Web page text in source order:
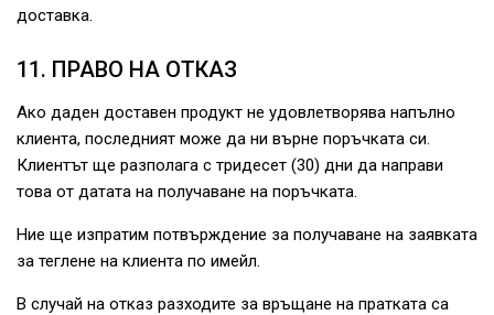
доставка.
11. ПРАВО НА ОТКАЗ
Ако даден доставен продукт не удовлетворява напълно
клиента, последният може да ни върне поръчката си.
Клиентът ще разполага с тридесет (30) дни да направи
това от датата на получаване на поръчката.
Ние ще изпратим потвърждение за получаване на заявката
за теглене на клиента по имейл.
В случай на отказ разходите за връщане на пратката са